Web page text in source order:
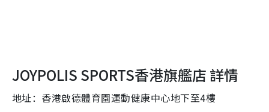
JOYPOLIS SPORTS香港旗艦店 詳情
地址：香港啟德體育園運動健康中心地下至4樓